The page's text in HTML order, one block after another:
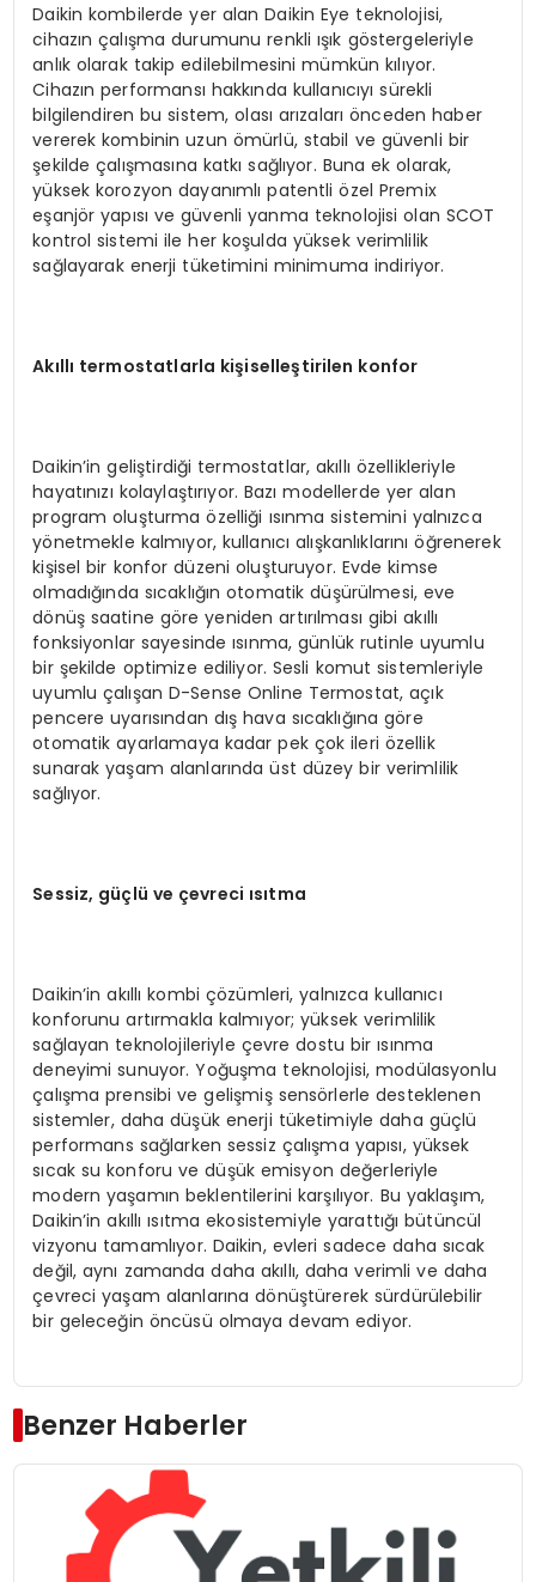
Daikin kombilerde yer alan Daikin Eye teknolojisi,
cihazın çalışma durumunu renkli ışık göstergeleriyle
anlık olarak takip edilebilmesini mümkün kılıyor.
Cihazın performansı hakkında kullanıcıyı sürekli
bilgilendiren bu sistem, olası arızaları önceden haber
vererek kombinin uzun ömürlü, stabil ve güvenli bir
şekilde çalışmasına katkı sağlıyor. Buna ek olarak,
yüksek korozyon dayanımlı patentli özel Premix
eşanjör yapısı ve güvenli yanma teknolojisi olan SCOT
kontrol sistemi ile her koşulda yüksek verimlilik
sağlayarak enerji tüketimini minimuma indiriyor.
Akıllı termostatlarla kişiselleştirilen konfor
Daikin’in geliştirdiği termostatlar, akıllı özellikleriyle
hayatınızı kolaylaştırıyor. Bazı modellerde yer alan
program oluşturma özelliği ısınma sistemini yalnızca
yönetmekle kalmıyor, kullanıcı alışkanlıklarını öğrenerek
kişisel bir konfor düzeni oluşturuyor. Evde kimse
olmadığında sıcaklığın otomatik düşürülmesi, eve
dönüş saatine göre yeniden artırılması gibi akıllı
fonksiyonlar sayesinde ısınma, günlük rutinle uyumlu
bir şekilde optimize ediliyor. Sesli komut sistemleriyle
uyumlu çalışan D-Sense Online Termostat, açık
pencere uyarısından dış hava sıcaklığına göre
otomatik ayarlamaya kadar pek çok ileri özellik
sunarak yaşam alanlarında üst düzey bir verimlilik
sağlıyor.
Sessiz, güçlü ve çevreci ısıtma
Daikin’in akıllı kombi çözümleri, yalnızca kullanıcı
konforunu artırmakla kalmıyor; yüksek verimlilik
sağlayan teknolojileriyle çevre dostu bir ısınma
deneyimi sunuyor. Yoğuşma teknolojisi, modülasyonlu
çalışma prensibi ve gelişmiş sensörlerle desteklenen
sistemler, daha düşük enerji tüketimiyle daha güçlü
performans sağlarken sessiz çalışma yapısı, yüksek
sıcak su konforu ve düşük emisyon değerleriyle
modern yaşamın beklentilerini karşılıyor. Bu yaklaşım,
Daikin’in akıllı ısıtma ekosistemiyle yarattığı bütüncül
vizyonu tamamlıyor. Daikin, evleri sadece daha sıcak
değil, aynı zamanda daha akıllı, daha verimli ve daha
çevreci yaşam alanlarına dönüştürerek sürdürülebilir
bir geleceğin öncüsü olmaya devam ediyor.
Benzer Haberler